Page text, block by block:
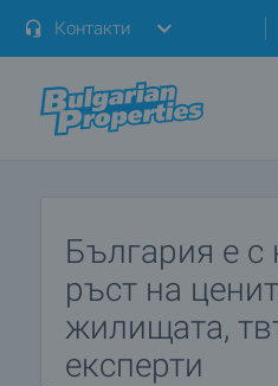
Контакти
България е с
ръст на
жилищата,
експерти